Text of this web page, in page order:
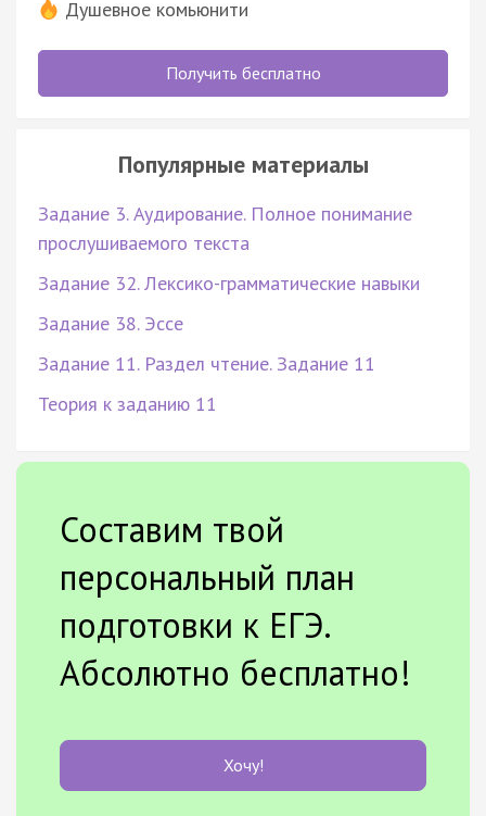
Душевное комьюнити
Получить бесплатно
Популярные материалы
Задание 3. Аудирование. Полное понимание
прослушиваемого текста
Задание 32. Лексико-грамматические навыки
Задание 38. Эссе
Задание 11. Раздел чтение. Задание 11
Теория к заданию 11
Составим твой
персональный план
подготовки к ЕГЭ.
Абсолютно бесплатно!
Хочу!